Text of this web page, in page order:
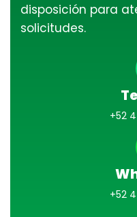
disposición para
solicitudes.
+52
+52